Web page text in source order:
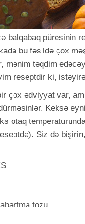
balqabaq püresinin
bu fəsildə çox
mənim təqdim
reseptdir ki,
çox ədviyyat var,
Keksə
otaq
Siz də
tozu